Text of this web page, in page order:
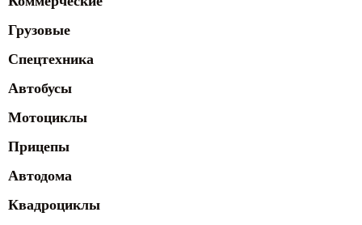
Грузовые
Спецтехника
Автобусы
Мотоциклы
Прицепы
Автодома
Квадроциклы